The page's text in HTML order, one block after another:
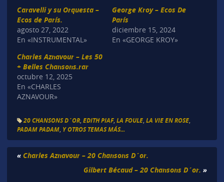
Caravelli y su Orquesta –
Ecos de París.
agosto 27, 2022
En «INSTRUMENTAL»
George Kroy – Ecos De
París
diciembre 15, 2024
En «GEORGE KROY»
Charles Aznavour – Les 50
+ Belles Chansons.rar
octubre 12, 2025
En «CHARLES
AZNAVOUR»
20 CHANSONS D´OR, EDITH PIAF, LA FOULE, LA VIE EN ROSE,
PADAM PADAM, Y OTROS TEMAS MÁS...
« Charles Aznavour – 20 Chansons D´or.
Gilbert Bécaud – 20 Chansons D´or. »